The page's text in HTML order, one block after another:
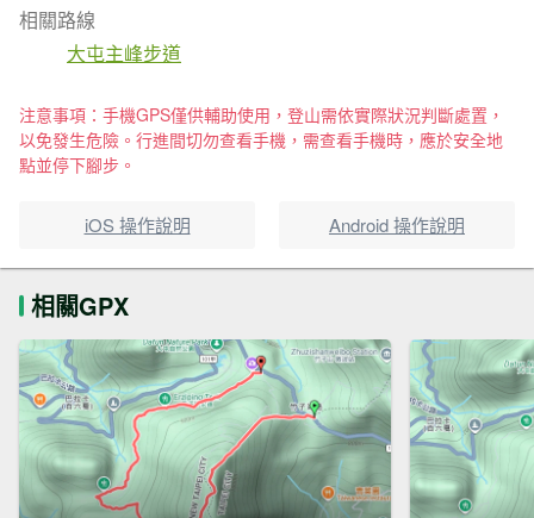
相關路線
大屯主峰步道
注意事項：手機GPS僅供輔助使用，登山需依實際狀況判斷處置，
以免發生危險。行進間切勿查看手機，需查看手機時，應於安全地
點並停下腳步。
iOS 操作說明 Android 操作說明
相關GPX